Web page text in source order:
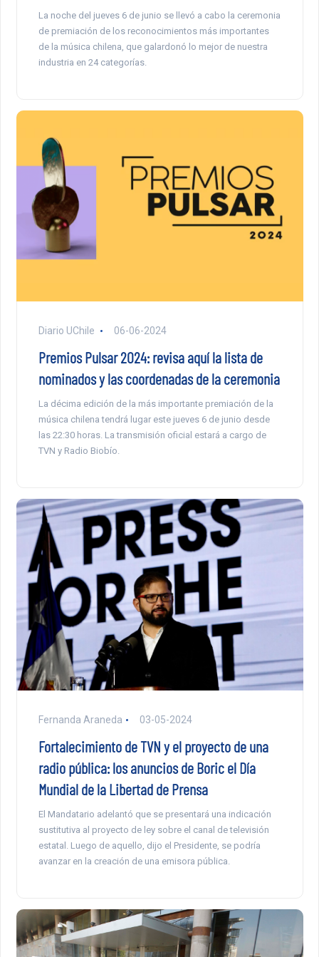
La noche del jueves 6 de junio se llevó a cabo la ceremonia
de premiación de los reconocimientos más importantes
de la música chilena, que galardonó lo mejor de nuestra
industria en 24 categorías.
Diario UChile 06-06-2024
Premios Pulsar 2024: revisa aquí la lista de
nominados y las coordenadas de la ceremonia
La décima edición de la más importante premiación de la
música chilena tendrá lugar este jueves 6 de junio desde
las 22:30 horas. La transmisión oficial estará a cargo de
TVN y Radio Biobío.
Fernanda Araneda 03-05-2024
Fortalecimiento de TVN y el proyecto de una
radio pública: los anuncios de Boric el Día
Mundial de la Libertad de Prensa
El Mandatario adelantó que se presentará una indicación
sustitutiva al proyecto de ley sobre el canal de televisión
estatal. Luego de aquello, dijo el Presidente, se podría
avanzar en la creación de una emisora pública.